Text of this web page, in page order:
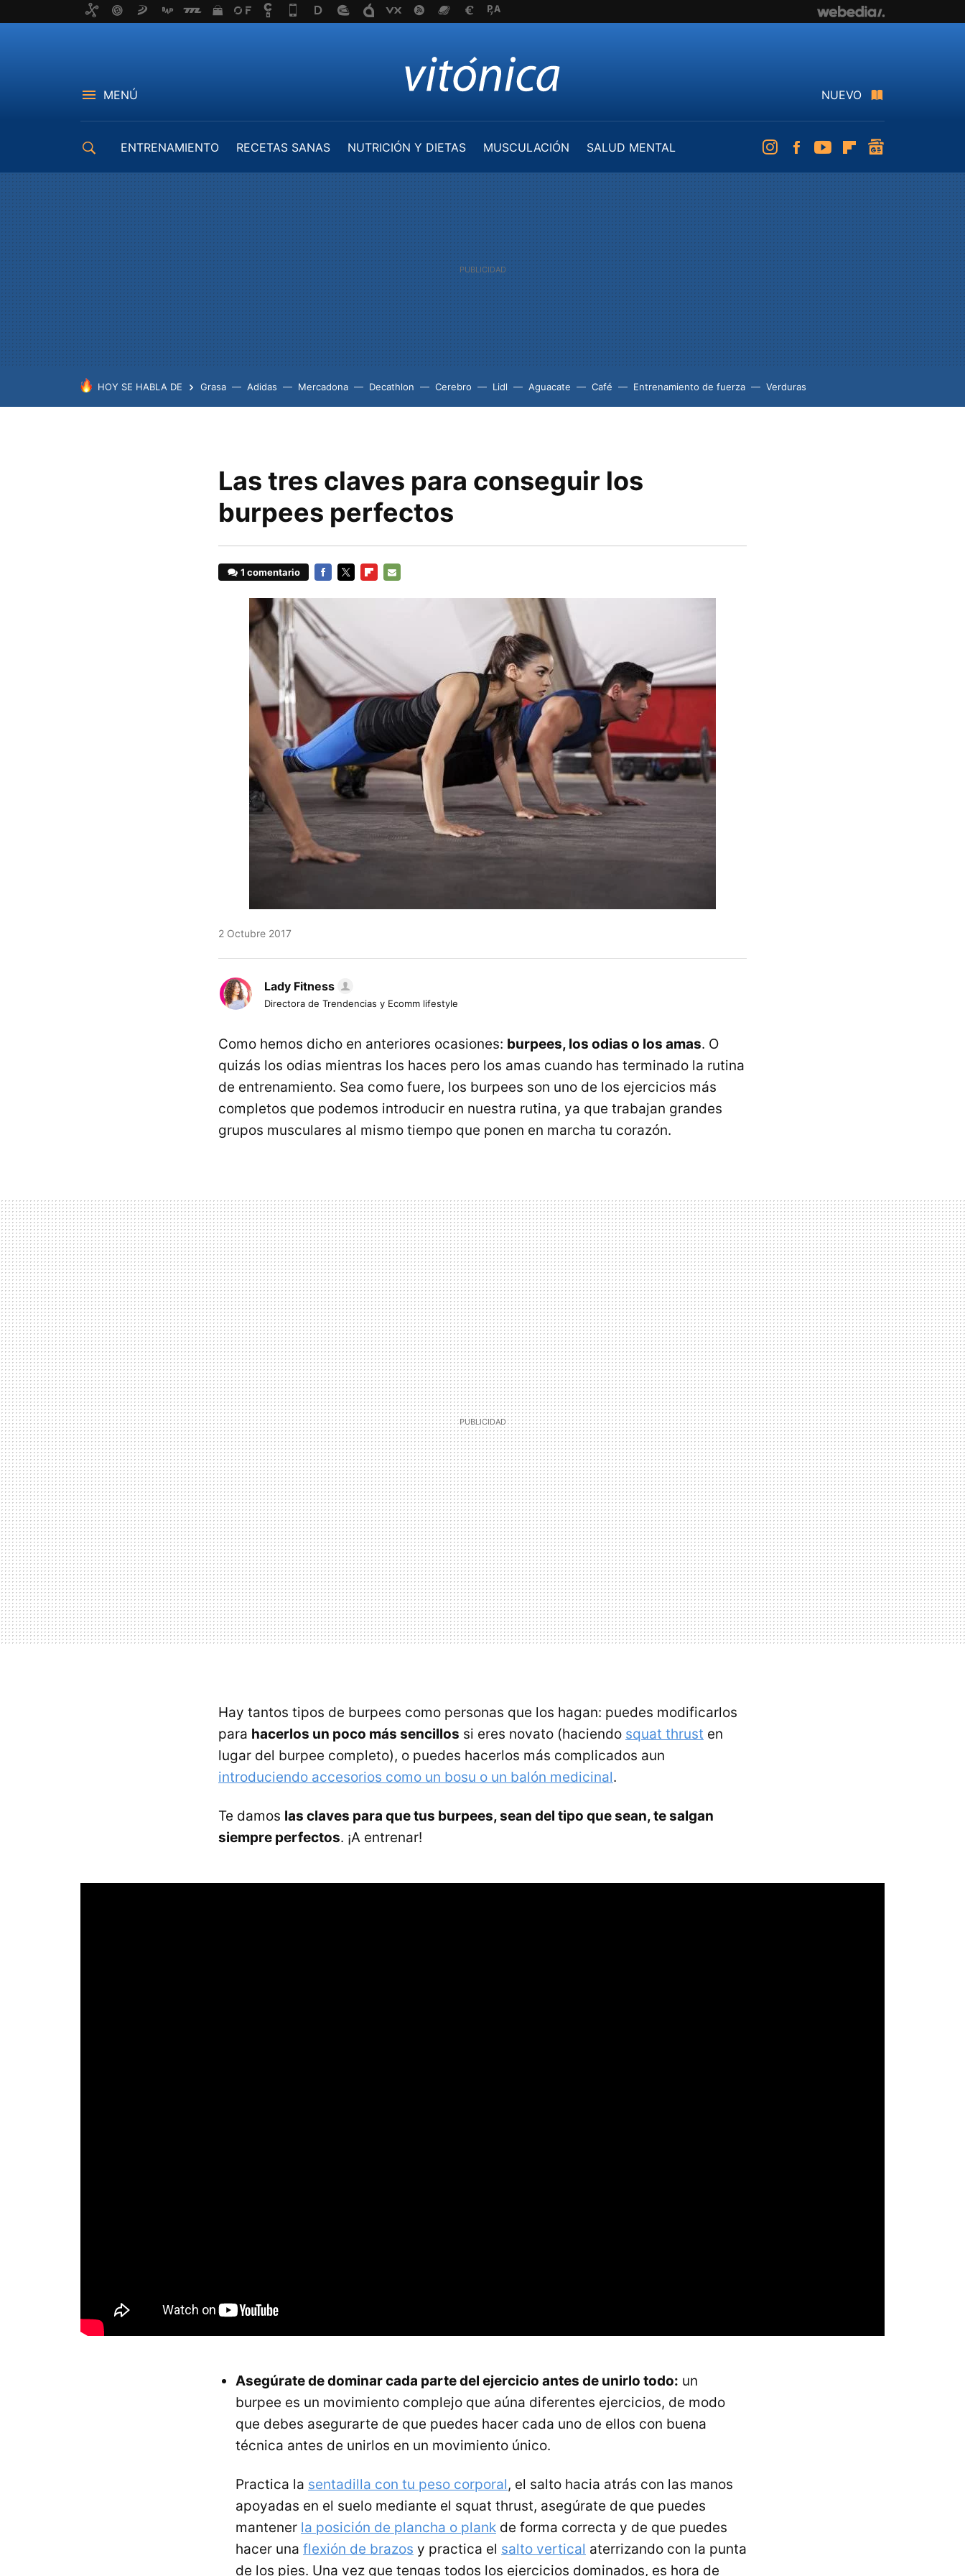
MENÚ NUEVO
ENTRENAMIENTO RECETAS SANAS NUTRICIÓN Y DIETAS MUSCULACIÓN
SALUD MENTAL
InstagramFacebookYoutubeFlipboard
HOY SE HABLA DE Grasa Adidas Mercadona Decathlon Cerebro Lidl Aguacate Café Entrenamiento de fuerza Verduras
Las tres claves para conseguir los
burpees perfectos
1 comentario
2 Octubre 2017
Lady Fitness
Directora de Trendencias y Ecomm lifestyle
Como hemos dicho en anteriores ocasiones: burpees, los odias o los amas. O
quizás los odias mientras los haces pero los amas cuando has terminado la rutina
de entrenamiento. Sea como fuere, los burpees son uno de los ejercicios más
completos que podemos introducir en nuestra rutina, ya que trabajan grandes
grupos musculares al mismo tiempo que ponen en marcha tu corazón.
Hay tantos tipos de burpees como personas que los hagan: puedes modificarlos
para hacerlos un poco más sencillos si eres novato (haciendo squat thrust en
lugar del burpee completo), o puedes hacerlos más complicados aun
introduciendo accesorios como un bosu o un balón medicinal.
Te damos las claves para que tus burpees, sean del tipo que sean, te salgan
siempre perfectos. ¡A entrenar!
Asegúrate de dominar cada parte del ejercicio antes de unirlo todo: un
burpee es un movimiento complejo que aúna diferentes ejercicios, de modo
que debes asegurarte de que puedes hacer cada uno de ellos con buena
técnica antes de unirlos en un movimiento único.
Practica la sentadilla con tu peso corporal, el salto hacia atrás con las manos
apoyadas en el suelo mediante el squat thrust, asegúrate de que puedes
mantener la posición de plancha o plank de forma correcta y de que puedes
hacer una flexión de brazos y practica el salto vertical aterrizando con la punta
de los pies. Una vez que tengas todos los ejercicios dominados, es hora de